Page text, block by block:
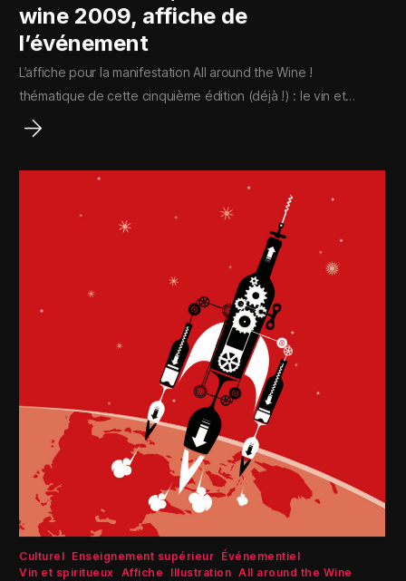
wine 2009, affiche de
l’événement
L’affiche pour la manifestation All around the Wine !
thématique de cette cinquième édition (déjà !) : le vin et…
Culturel Enseignement supérieur Événementiel
Vin et spiritueux Affiche Illustration All around the Wine